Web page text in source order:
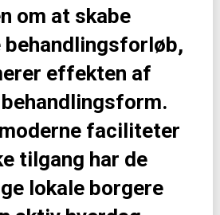
om at skabe
behandlingsforløb,
effekten af
faciliteter
tilgang har de
lokale borgere